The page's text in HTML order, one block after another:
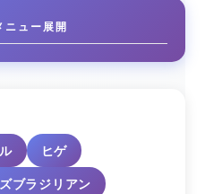
ニュー展開
ヒゲ
ブラジリアン